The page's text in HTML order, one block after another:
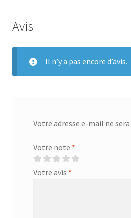
Avis
Il n’y a pas encore d’avis.
Votre adresse e-mail ne
Votre note *
Votre avis *